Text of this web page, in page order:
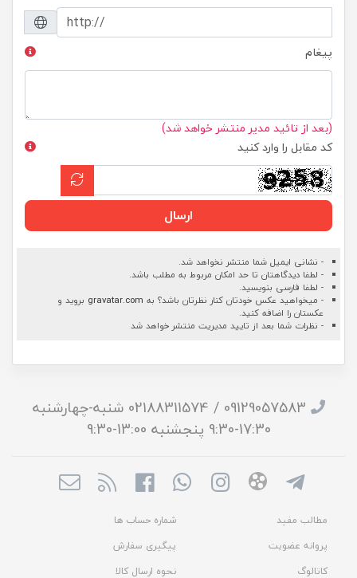
پیغام
(بعد از تائید مدیر منتشر خواهد شد)
کد مقابل را وارد کنید
ارسال
- نشانی ایمیل شما منتشر نخواهد شد.
- لطفا دیدگاهتان تا حد امکان مربوط به مطلب باشد.
- لطفا فارسی بنویسید.
- میخواهید عکس خودتان کنار نظرتان باشد؟ به gravatar.com بروید و
عکستان را اضافه کنید.
- نظرات شما بعد از تایید مدیریت منتشر خواهد شد
09129057583 / 02188311574 شنبه-چهارشنبه
17:30-9:30 پنجشنبه 13:00-9:30
مطالب مفید
شماره حساب ها
پروانه عضویت
پیگیری سفارش
کاتالوگ
نحوه ارسال کالا